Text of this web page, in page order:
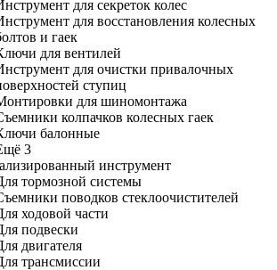
для секреток колес
для восстановления колесных
и гаек
для вентилей
для очистки привалочных
ступиц
для шиномонтажа
колпачков колесных гаек
балонные
3
инструмент
тормозной системы
поводков стеклоочистителей
ходовой части
подвески
двигателя
трансмиссии